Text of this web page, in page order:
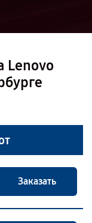
Lenovo
Заказать